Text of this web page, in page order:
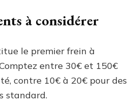
à considérer
le premier frein à
entre 30€ et 150€
contre 10€ à 20€ pour des
standard.